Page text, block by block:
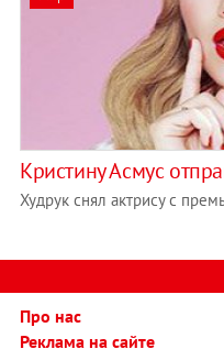
Кристину Асмус
Худрук снял актрису с
Про нас
Реклама на сайте